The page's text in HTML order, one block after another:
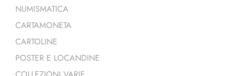
NUMISMATICA
CARTAMONETA
CARTOLINE
POSTER E LOCANDINE